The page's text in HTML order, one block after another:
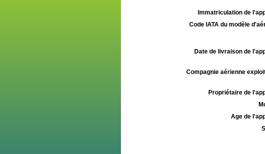
Immatriculation de
Code IATA du modèle
Date de livraison de
Compagnie aérienne
Propriétaire de
Age de